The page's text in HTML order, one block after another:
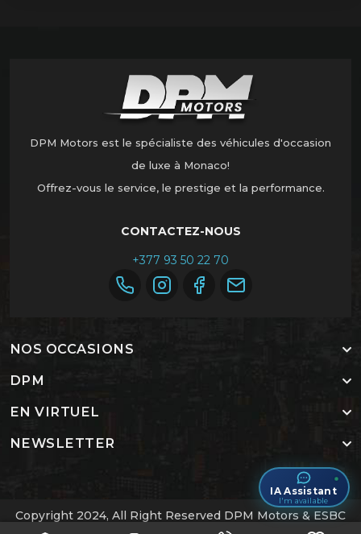
DPM Motors est le spécialiste des véhicules d'occasion
de luxe à Monaco!
Offrez-vous le service, le prestige et la performance.
CONTACTEZ-NOUS
+377 93 50 22 70
NOS OCCASIONS
DPM
EN VIRTUEL
NEWSLETTER
Copyright 2024, All Right Reserved DPM Motors & ESBC
IA Assistant
I'm available